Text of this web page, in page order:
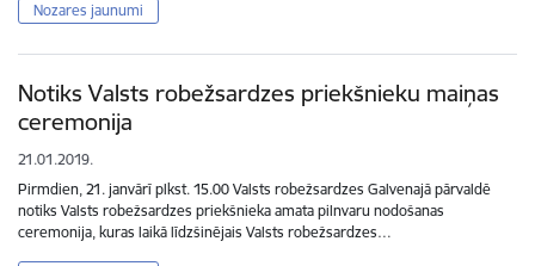
Nozares jaunumi
Notiks Valsts robežsardzes priekšnieku maiņas
ceremonija
21.01.2019.
Pirmdien, 21. janvārī plkst. 15.00 Valsts robežsardzes Galvenajā pārvaldē
notiks Valsts robežsardzes priekšnieka amata pilnvaru nodošanas
ceremonija, kuras laikā līdzšinējais Valsts robežsardzes…